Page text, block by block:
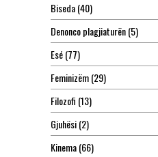
Biseda(40)
Denonco plagjiaturën(5)
Esé(77)
Feminizëm(29)
Filozofi (13)
Gjuhësi(2)
Kinema(66)